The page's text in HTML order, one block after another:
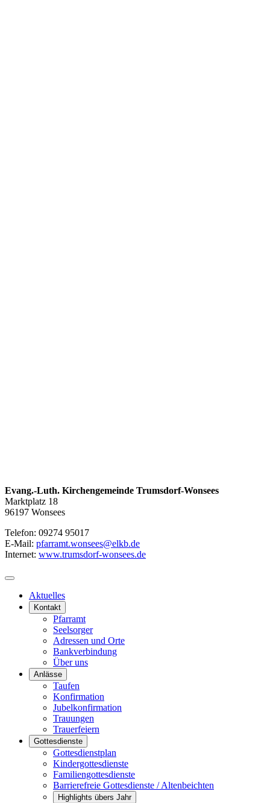
Evang.-Luth. Kirchengemeinde Trumsdorf-Wonsees
Marktplatz 18
96197 Wonsees
Telefon: 09274 95017
E-Mail: pfarramt.wonsees@elkb.de
Internet: www.trumsdorf-wonsees.de
Aktuelles
Kontakt
Pfarramt
Seelsorger
Adressen und Orte
Bankverbindung
Über uns
Anlässe
Taufen
Konfirmation
Jubelkonfirmation
Trauungen
Trauerfeiern
Gottesdienste
Gottesdienstplan
Kindergottesdienste
Familiengottesdienste
Barrierefreie Gottesdienste / Altenbeichten
Highlights übers Jahr